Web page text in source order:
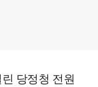
당정청 전원